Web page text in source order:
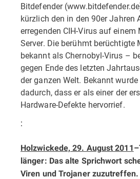
Bitdefender
kürzlich den in den 90er Jahren
erregenden CIH-Virus auf
Server. Die berühmt berüchtigte
bekannt als Chernobyl-Virus –
gegen Ende des letzten
der ganzen Welt. Bekannt
dadurch, dass er als einer der
Hardware-Defekte hervorrief.
:
Holzwickede, 29. August 2011–
länger: Das alte Sprichwort
Viren und Trojaner zuzutreffen.